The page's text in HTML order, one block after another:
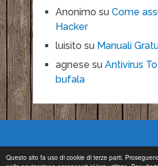
Questo sito fa uso di cookie di terze parti.
Anonimo su Come
Hacker
luisito su Manuali
agnese su Antivirus
bufala